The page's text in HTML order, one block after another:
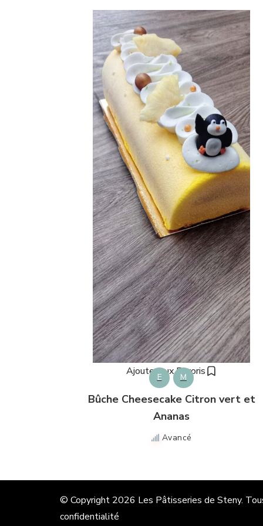
Ajouter aux Favoris
E M
Bûche Cheesecake Citron vert et
Ananas
Avancé
© Copyright 2026 Les Pâtisseries de Steny.
confidentialité